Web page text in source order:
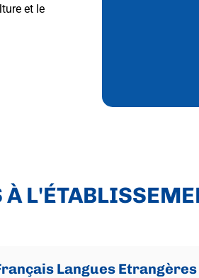
et le
Langues Etrangères